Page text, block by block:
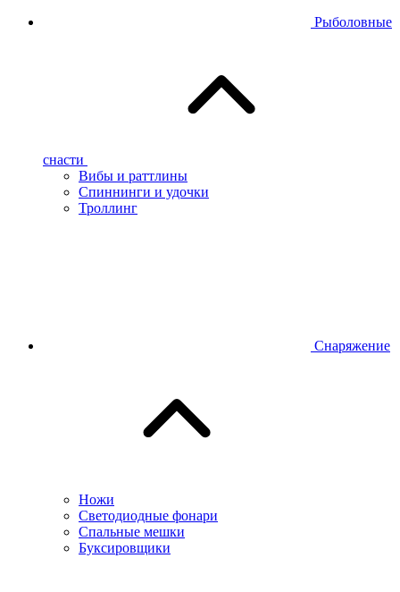
Рыболовные
снасти
Вибы и раттлины
Спиннинги и удочки
Троллинг
Снаряжение
Ножи
Светодиодные фонари
Спальные мешки
Буксировщики